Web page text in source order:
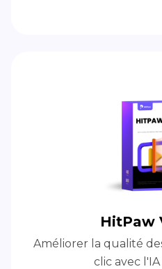
HitPaw
Améliorer la qualité
clic avec